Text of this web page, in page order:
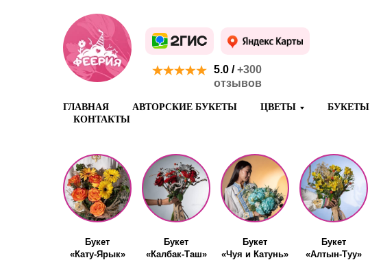
5.0 /+300
отзывов
ГЛАВНАЯ АВТОРСКИЕ БУКЕТЫ ЦВЕТЫ БУКЕТЫ
КОНТАКТЫ
Букет
«Кату-Ярык»
Букет
«Калбак-Таш»
Букет
«Чуя и Катунь»
Букет
«Алтын-Туу»